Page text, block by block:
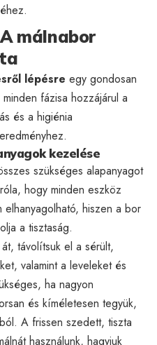
málnabor
lépésre egy gondosan
fázisa hozzájárul a
és a higiénia
kezelése
szükséges alapanyagot
hogy minden eszköz
hiszen a bor
a tisztaság.
távolítsuk el a sérült,
valamint a leveleket és
ha nagyon
és kíméletesen tegyük,
A frissen szedett, tiszta
használunk, hagyjuk